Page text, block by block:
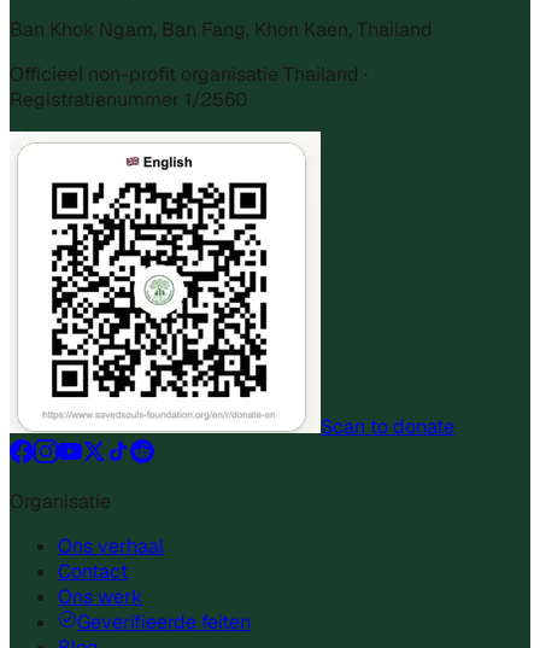
Ban Khok Ngam, Ban Fang, Khon Kaen, Thailand
Officieel non-profit organisatie Thailand ·
Registratienummer 1/2560
Scan to donate
Organisatie
Ons verhaal
Contact
Ons werk
Geverifieerde feiten